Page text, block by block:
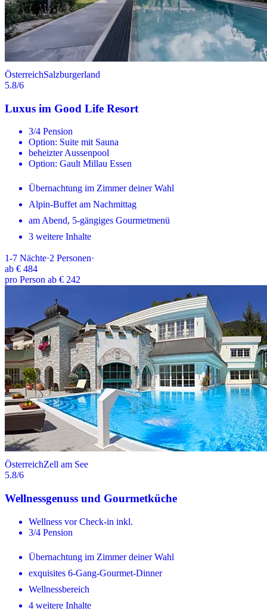
ÖsterreichSalzburgerland
5.8/6
Luxus im Good Life Resort
3/4 Pension
Option: Suite mit Sauna
beheizter Aussenpool
Option: Gault Millau Essen
Übernachtung im Zimmer deiner Wahl
Alpin-Buffet am Nachmittag
am Abend, 5-gängiges Gourmetmenü
3 weitere Inhalte
1-7 Nächte·2 Personen·
ab € 484
pro Person ab € 242
ÖsterreichZell am See
5.8/6
Wellnessgenuss und Gourmetküche
Wellness vor Check-in inkl.
3/4 Pension
Übernachtung im Zimmer deiner Wahl
exquisites 6-Gang-Gourmet-Dinner
Wellnessbereich
4 weitere Inhalte